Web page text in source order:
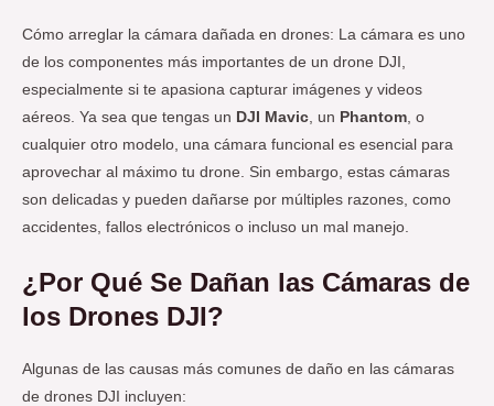
Cómo arreglar la cámara dañada en drones: La cámara es uno
de los componentes más importantes de un drone DJI,
especialmente si te apasiona capturar imágenes y videos
aéreos. Ya sea que tengas un DJI Mavic , un Phantom , o
cualquier otro modelo, una cámara funcional es esencial para
aprovechar al máximo tu drone. Sin embargo, estas cámaras
son delicadas y pueden dañarse por múltiples razones, como
accidentes, fallos electrónicos o incluso un mal manejo.
¿Por Qué Se Dañan las Cámaras de
los Drones DJI?
Algunas de las causas más comunes de daño en las cámaras
de drones DJI incluyen: